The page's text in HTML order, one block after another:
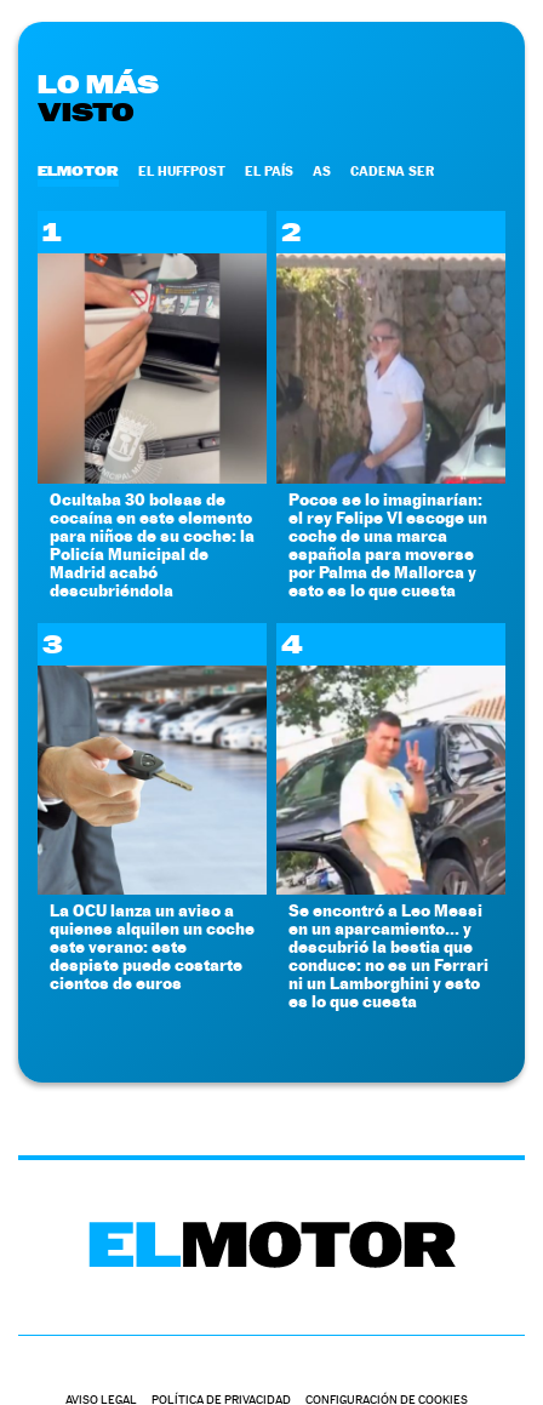
LO MÁS
VISTO
ELMOTOR EL HUFFPOST EL PAÍS AS CADENA SER
1
Ocultaba 30 bolsas de
cocaína en este elemento
para niños de su coche: la
Policía Municipal de
Madrid acabó
descubriéndola
2
Pocos se lo imaginarían:
el rey Felipe VI escoge un
coche de una marca
española para moverse
por Palma de Mallorca y
esto es lo que cuesta
3
La OCU lanza un aviso a
quienes alquilen un coche
este verano: este
despiste puede costarte
cientos de euros
4
Se encontró a Leo Messi
en un aparcamiento... y
descubrió la bestia que
conduce: no es un Ferrari
ni un Lamborghini y esto
es lo que cuesta
AVISO LEGAL POLÍTICA DE PRIVACIDAD CONFIGURACIÓN DE COOKIES